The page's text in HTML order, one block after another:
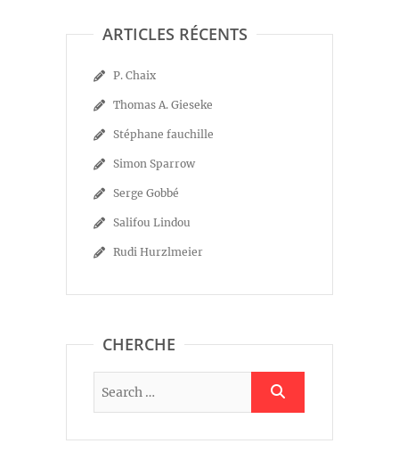
ARTICLES RÉCENTS
P. Chaix
Thomas A. Gieseke
Stéphane fauchille
Simon Sparrow
Serge Gobbé
Salifou Lindou
Rudi Hurzlmeier
CHERCHE